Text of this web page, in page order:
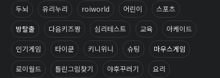
두뇌 유리누리 roiworld 어린이 스포츠
방탈출 다음키즈짱 심리테스트 교육 아케이드
인기게임 타이쿤 키니위니 슈팅 마우스게임
로이월드 틀린그림찾기 야후꾸러기 요리